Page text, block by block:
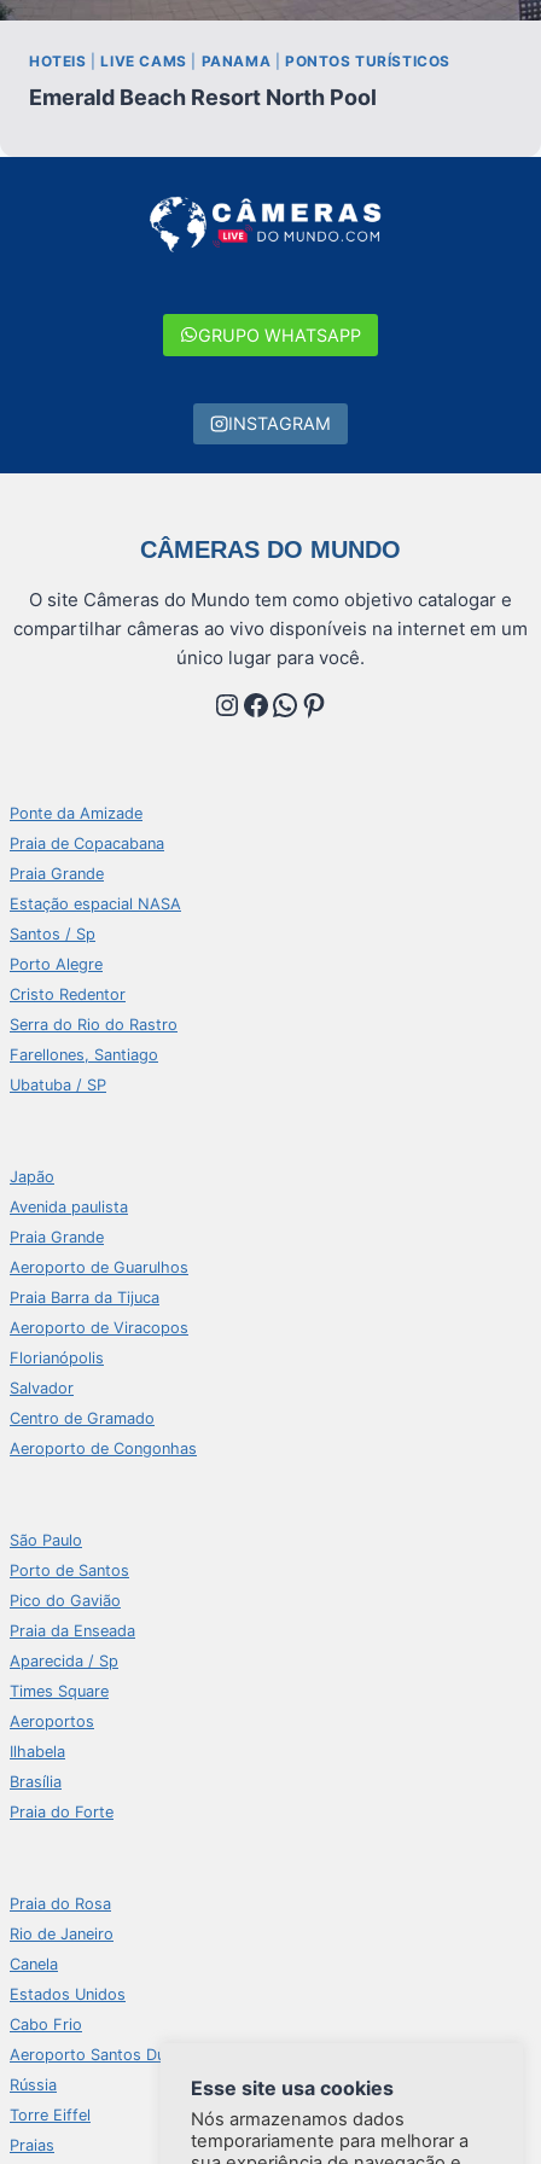
HOTEIS |LIVE CAMS PANAMA PONTOS TURÍSTICOS
Emerald Beach Resort North Pool
GRUPO WHATSAPP
INSTAGRAM
CÂMERAS DO MUNDO
O site Câmeras do Mundo tem como objetivo catalogar e
compartilhar câmeras ao vivo disponíveis na internet em um
único lugar para você.
Instagram
Facebook
WhatsApp
Pinterest
Ponte da Amizade
Praia de Copacabana
Praia Grande
Estação espacial NASA
Santos / Sp
Porto Alegre
Cristo Redentor
Serra do Rio do Rastro
Farellones, Santiago
Ubatuba / SP
Japão
Avenida paulista
Praia Grande
Aeroporto de Guarulhos
Praia Barra da Tijuca
Aeroporto de Viracopos
Florianópolis
Salvador
Centro de Gramado
Aeroporto de Congonhas
São Paulo
Porto de Santos
Pico do Gavião
Praia da Enseada
Aparecida / Sp
Times Square
Aeroportos
Ilhabela
Brasília
Praia do Forte
Praia do Rosa
Rio de Janeiro
Canela
Estados Unidos
Cabo Frio
Aeroporto Santos Dumont
Rússia
Torre Eiffel
Praias
Esse site usa cookies
Nós armazenamos dados
temporariamente para melhorar a